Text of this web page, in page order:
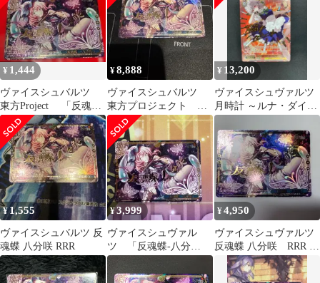
¥ 1,444
ヴァイスシュバルツ
東方Project 「反魂
蝶 ‐八分咲‐」 RRR
¥8,888
ヴァイスシュバルツ
東方プロジェクト 反
魂蝶 八分咲き RRR
¥ 13,200
ヴァイスシュヴァルツ
月時計 ～ルナ・ダイア
ル 咲夜 LNR サイン入
り
¥1,555
ヴァイスシュバルツ 反
魂蝶 八分咲 RRR
¥3,999
ヴァイスシュヴァル
ツ 「反魂蝶-八分
咲-」 RRR 東方project
¥4,950
ヴァイスシュヴァルツ
反魂蝶 八分咲 RRR 東
方Project